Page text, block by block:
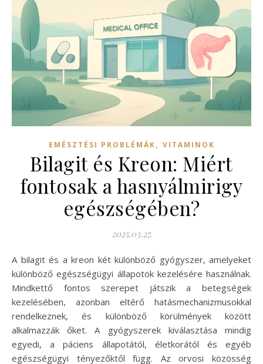
EMÉSZTÉSI PROBLÉMÁK, VITAMINOK
Bilagit és Kreon: Miért
fontosak a hasnyálmirigy
egészségében?
2025.03.27.
A bilagit és a kreon két különböző gyógyszer, amelyeket
különböző egészségügyi állapotok kezelésére használnak.
Mindkettő fontos szerepet játszik a betegségek
kezelésében, azonban eltérő hatásmechanizmusokkal
rendelkeznek, és különböző körülmények között
alkalmazzák őket. A gyógyszerek kiválasztása mindig
egyedi, a páciens állapotától, életkorától és egyéb
egészségügyi tényezőktől függ. Az orvosi közösség